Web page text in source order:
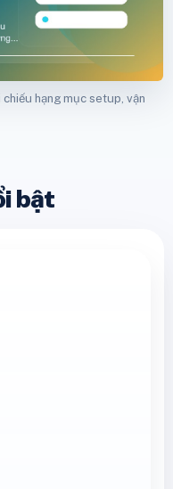
hạng mục setup, vận
bật